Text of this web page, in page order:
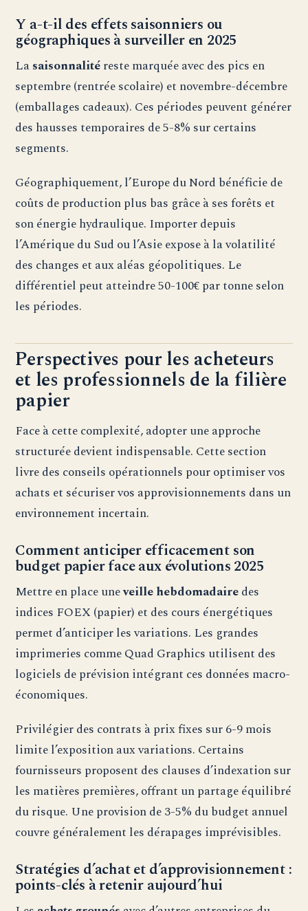
Y a-t-il des effets saisonniers ou
géographiques à surveiller en 2025
Lasaisonnalitéreste marquée avec des pics en
septembre (rentrée scolaire) et novembre-décembre
(emballages cadeaux). Ces périodes peuvent générer
des hausses temporaires de 5-8% sur certains
segments.
Géographiquement, l’Europe du Nord bénéficie de
coûts de production plus bas grâce à ses forêts et
son énergie hydraulique. Importer depuis
l’Amérique du Sud ou l’Asie expose à la volatilité
des changes et aux aléas géopolitiques. Le
différentiel peut atteindre 50-100€ par tonne selon
les périodes.
Perspectives pour les acheteurs
et les professionnels de la filière
papier
Face à cette complexité, adopter une approche
structurée devient indispensable. Cette section
livre des conseils opérationnels pour optimiser vos
achats et sécuriser vos approvisionnements dans un
environnement incertain.
Comment anticiper efficacement son
budget papier face aux évolutions 2025
Mettre en place uneveille hebdomadairedes
indices FOEX (papier) et des cours énergétiques
permet d’anticiper les variations. Les grandes
imprimeries comme Quad Graphics utilisent des
logiciels de prévision intégrant ces données macro-
économiques.
Privilégier des contrats à prix fixes sur 6-9 mois
limite l’exposition aux variations. Certains
fournisseurs proposent des clauses d’indexation sur
les matières premières, offrant un partage équilibré
du risque. Une provision de 3-5% du budget annuel
couvre généralement les dérapages imprévisibles.
Stratégies d’achat et d’approvisionnement :
points-clés à retenir aujourd’hui